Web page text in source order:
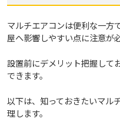
マルチエアコンは便利な一方
屋へ影響しやすい点に注意が
設置前にデメリット把握して
できます。
以下は、知っておきたいマル
理します。